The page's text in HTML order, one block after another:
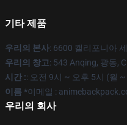
기타 제품
우리의 본사: 6600 캘리포니아
우리의 창고: 543 Anqing, 광동,
시간 :: 오전 9시 ~ 오후 5시 (월 ~
이름 *이메일 :
우리의 회사